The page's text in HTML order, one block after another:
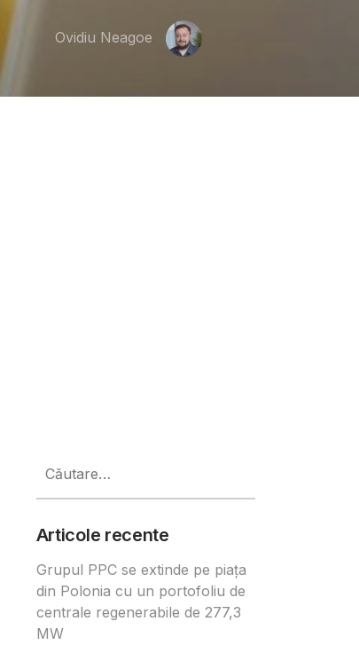
Ovidiu Neagoe
Generația Z
după:
Articole recente
Grupul PPC se extinde pe piața
din Polonia cu un portofoliu de
centrale regenerabile de 277,3
MW